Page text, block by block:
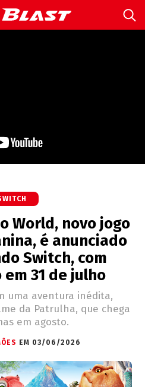
World, novo jogo
é anunciado
Switch, com
31 de julho
uma aventura inédita,
da Patrulha, que chega
em agosto.
EM 03/06/2026